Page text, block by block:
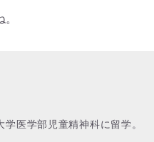
医学部児童精神科に留学。